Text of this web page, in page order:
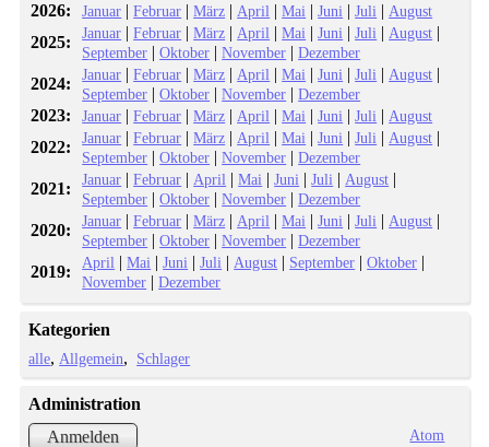
2026:
Januar |Februar |März | April |Mai |Juni |Juli | August
2025: Januar |Februar |März | April |Mai |Juni |Juli | August |
September |Oktober |November |Dezember
2024: Januar |Februar |März | April |Mai |Juni |Juli | August |
September |Oktober |November |Dezember
2023: Januar |Februar |März | April |Mai |Juni |Juli | August
2022: Januar |Februar |März | April |Mai |Juni |Juli | August |
September |Oktober |November |Dezember
2021: Januar |Februar | April |Mai |Juni |Juli | August |
September |Oktober |November |Dezember
2020: Januar |Februar |März | April |Mai |Juni |Juli | August |
September |Oktober |November |Dezember
2019: April |Mai |Juni |Juli | August | September |Oktober |
November |Dezember
Kategorien
alle Allgemein Schlager
Administration
Anmelden
Atom